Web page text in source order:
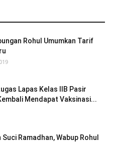
Rohul Umumkan Tarif
Lapas Kelas IIB Pasir
Mendapat Vaksinasi...
Ramadhan, Wabup Rohul